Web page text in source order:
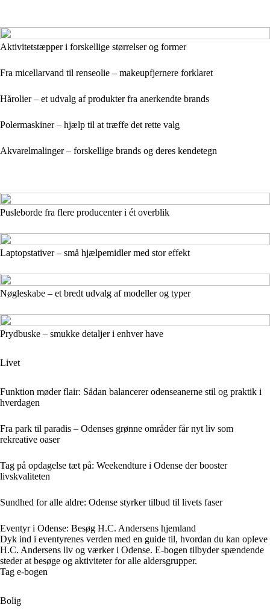
Aktivitetstæpper i forskellige størrelser og former
Fra micellarvand til renseolie – makeupfjernere forklaret
Hårolier – et udvalg af produkter fra anerkendte brands
Polermaskiner – hjælp til at træffe det rette valg
Akvarelmalinger – forskellige brands og deres kendetegn
Pusleborde fra flere producenter i ét overblik
Laptopstativer – små hjælpemidler med stor effekt
Nøgleskabe – et bredt udvalg af modeller og typer
Prydbuske – smukke detaljer i enhver have
Livet
Funktion møder flair: Sådan balancerer odenseanerne stil og praktik i
hverdagen
Fra park til paradis – Odenses grønne områder får nyt liv som
rekreative oaser
Tag på opdagelse tæt på: Weekendture i Odense der booster
livskvaliteten
Sundhed for alle aldre: Odense styrker tilbud til livets faser
Eventyr i Odense: Besøg H.C. Andersens hjemland
Dyk ind i eventyrenes verden med en guide til, hvordan du kan opleve
H.C. Andersens liv og værker i Odense. E-bogen tilbyder spændende
steder at besøge og aktiviteter for alle aldersgrupper.
Tag e-bogen
Bolig